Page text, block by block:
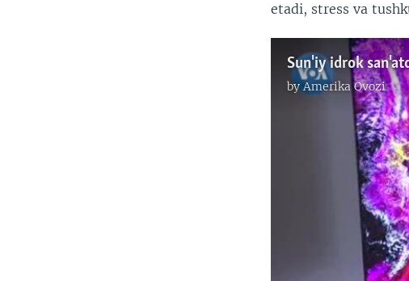
etadi, stress va
Sun'iy idrok
byAmerika Ovozi